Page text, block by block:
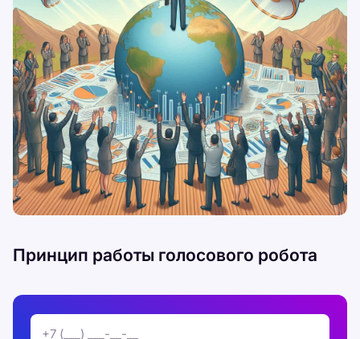
Принцип работы голосового робота